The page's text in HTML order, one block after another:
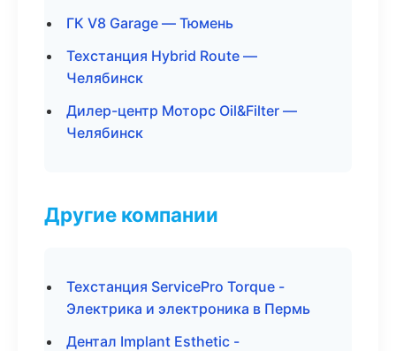
ГК V8 Garage — Тюмень
Техстанция Hybrid Route —
Челябинск
Дилер-центр Моторс Oil&Filter —
Челябинск
Другие компании
Техстанция ServicePro Torque -
Электрика и электроника в Пермь
Дентал Implant Esthetic -